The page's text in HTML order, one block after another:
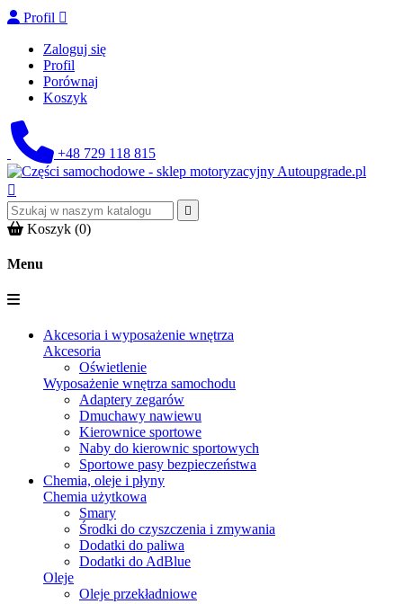
Profil 
Zaloguj się
Profil
Porównaj
Koszyk
+48 729 118 815


Koszyk (0)
Menu
Akcesoria i wyposażenie wnętrza
Akcesoria
Oświetlenie
Wyposażenie wnętrza samochodu
Adaptery zegarów
Dmuchawy nawiewu
Kierownice sportowe
Naby do kierownic sportowych
Sportowe pasy bezpieczeństwa
Chemia, oleje i płyny
Chemia użytkowa
Smary
Środki do czyszczenia i zmywania
Dodatki do paliwa
Dodatki do AdBlue
Oleje
Oleje przekładniowe